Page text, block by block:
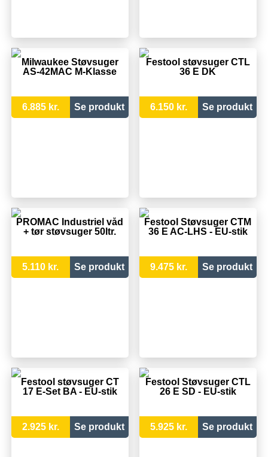
Milwaukee Støvsuger
AS-42MAC M-Klasse
6.885 kr. Se produkt
Festool støvsuger CTL
36 E DK
6.150 kr. Se produkt
PROMAC Industriel våd
+ tør støvsuger 50ltr.
5.110 kr. Se produkt
Festool Støvsuger CTM
36 E AC-LHS - EU-stik
9.475 kr. Se produkt
Festool støvsuger CT
17 E-Set BA - EU-stik
2.925 kr. Se produkt
Festool Støvsuger CTL
26 E SD - EU-stik
5.925 kr. Se produkt